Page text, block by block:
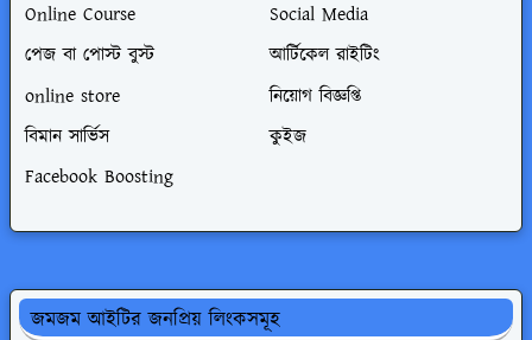
Online Course
Social Media
পেজ বা পোস্ট বুস্ট
আর্টিকেল রাইটিং
online store
নিয়োগ বিজ্ঞপ্তি
বিমান সার্ভিস
কুইজ
Facebook Boosting
জমজম আইটির জনপ্রিয় লিংকসমূহ